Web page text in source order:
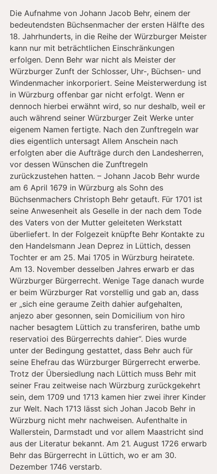
Die Aufnahme von Johann Jacob Behr, einem der
bedeutendsten Büchsenmacher der ersten Hälfte des
18. Jahrhunderts, in die Reihe der Würzburger Meister
kann nur mit beträchtlichen Einschränkungen
erfolgen. Denn Behr war nicht als Meister der
Würzburger Zunft der Schlosser, Uhr-, Büchsen- und
Windenmacher inkorporiert. Seine Meisterwerdung ist
in Würzburg offenbar gar nicht erfolgt. Wenn er
dennoch hierbei erwähnt wird, so nur deshalb, weil er
auch während seiner Würzburger Zeit Werke unter
eigenem Namen fertigte. Nach den Zunftregeln war
dies eigentlich untersagt Allem Anschein nach
erfolgten aber die Aufträge durch den Landesherren,
vor dessen Wünschen die Zunftregeln
zurückzustehen hatten. – Johann Jacob Behr wurde
am 6 April 1679 in Würzburg als Sohn des
Büchsenmachers Christoph Behr getauft. Für 1701 ist
seine Anwesenheit als Geselle in der nach dem Tode
des Vaters von der Mutter geleiteten Werkstatt
überliefert. In der Folgezeit knüpfte Behr Kontakte zu
den Handelsmann Jean Deprez in Lüttich, dessen
Tochter er am 25. Mai 1705 in Würzburg heiratete.
Am 13. November desselben Jahres erwarb er das
Würzburger Bürgerrecht. Wenige Tage danach wurde
er beim Würzburger Rat vorstellig und gab an, dass
er „sich eine geraume Zeith dahier aufgehalten,
anjezo aber gesonnen, sein Domicilium von hiro
nacher besagtem Lüttich zu transferiren, bathe umb
reservatioi des Bürgerrechts dahier“. Dies wurde
unter der Bedingung gestattet, dass Behr auch für
seine Ehefrau das Würzburger Bürgerrecht erwerbe.
Trotz der Übersiedlung nach Lüttich muss Behr mit
seiner Frau zeitweise nach Würzburg zurückgekehrt
sein, dem 1709 und 1713 kamen hier zwei ihrer Kinder
zur Welt. Nach 1713 lässt sich Johan Jacob Behr in
Würzburg nicht mehr nachweisen. Aufenthalte in
Wallerstein, Darmstadt und vor allem Maastricht sind
aus der Literatur bekannt. Am 21. August 1726 erwarb
Behr das Bürgerrecht in Lüttich, wo er am 30.
Dezember 1746 verstarb.